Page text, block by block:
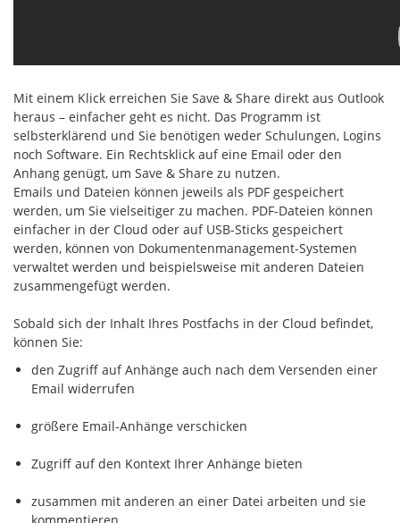
Mit einem Klick erreichen Sie Save & Share direkt aus Outlook
heraus – einfacher geht es nicht. Das Programm ist
selbsterklärend und Sie benötigen weder Schulungen, Logins
noch Software. Ein Rechtsklick auf eine Email oder den
Anhang genügt, um Save & Share zu nutzen.
Emails und Dateien können jeweils als PDF gespeichert
werden, um Sie vielseitiger zu machen. PDF-Dateien können
einfacher in der Cloud oder auf USB-Sticks gespeichert
werden, können von Dokumentenmanagement-Systemen
verwaltet werden und beispielsweise mit anderen Dateien
zusammengefügt werden.
Sobald sich der Inhalt Ihres Postfachs in der Cloud befindet,
können Sie:
den Zugriff auf Anhänge auch nach dem Versenden einer
Email widerrufen
größere Email-Anhänge verschicken
Zugriff auf den Kontext Ihrer Anhänge bieten
zusammen mit anderen an einer Datei arbeiten und sie